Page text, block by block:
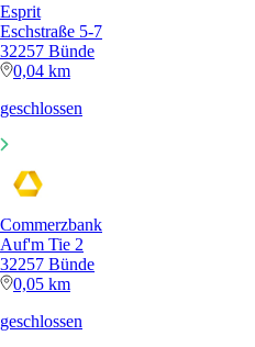
Esprit
Eschstraße 5-7
32257 Bünde
0,04 km
geschlossen
Commerzbank
Auf'm Tie 2
32257 Bünde
0,05 km
geschlossen